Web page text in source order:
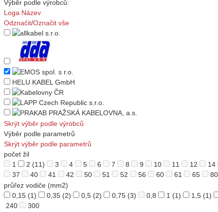
Výběr podle výrobců:
Loga Název
Odznačit/Označit vše
HELU KABEL GmbH
Skrýt výběr podle výrobců
Výběr podle parametrů
Skrýt výběr podle parametrů
počet žil
1
2 (11) 3 4 5 6 7 8 9 10 11 12
14
37
40 41 42 50 51 52 56 60 61 65
80
průřez vodiče (mm2)
0,15 (1) 0,35 (2) 0,5 (2) 0,75 (3) 0,8 1 (1) 1,5 (1)
240
300